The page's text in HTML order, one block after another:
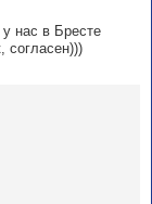
нас в Бресте
согласен)))